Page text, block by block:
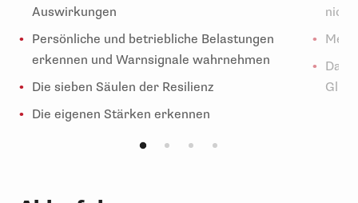
Auswirkungen
Persönliche und betriebliche Belastungen
erkennen und Warnsignale wahrnehmen
Die sieben Säulen der Resilienz
Die eigenen Stärken erkennen
Das